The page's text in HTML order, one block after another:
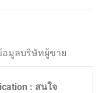
อมูลบริษัทผู้ขาย
: สนใจ